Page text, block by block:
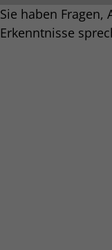
Sie haben
Erkenntnisse